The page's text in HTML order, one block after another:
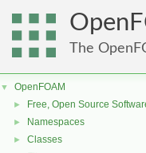
The
▼ OpenFOAM
► Free, Open Source
► Namespaces
► Classes